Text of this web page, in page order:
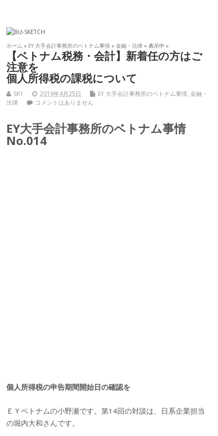
ホーム » EY 大手会計事務所のベトナム事情 »金融・法律 » 表示中 »
【ベトナム税務・会計】新着任の方はご
注意を
個人所得税の課税について
SK1 2019年4月25日 EY 大手会計事務所のベトナム事情,金融・
法律
コメントはありません
EY大手会計事務所のベトナム事情
No.014
個人所得税の申告期間開始日の確認を
ＥＹベトナムの小野瀬です。第14回の対談は、日系企業担当
の堀内大和さんです。